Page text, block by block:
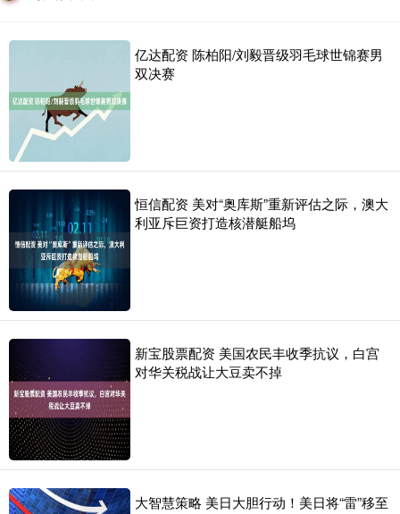
亿达配资 陈柏阳/刘毅晋级羽毛球世锦赛男
双决赛
恒信配资 美对“奥库斯”重新评估之际，澳大
利亚斥巨资打造核潜艇船坞
新宝股票配资 美国农民丰收季抗议，白宫
对华关税战让大豆卖不掉
大智慧策略 美日大胆行动！美日将“雷”移至